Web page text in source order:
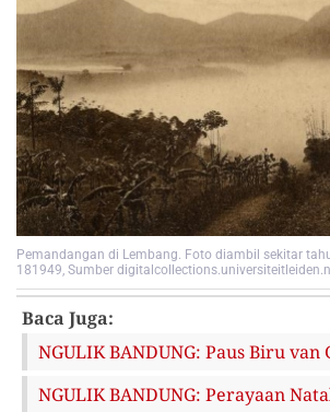
Pemandangan di Lembang. Foto diambil sekitar
181949, Sumber
Baca Juga:
NGULIK BANDUNG: Paus Biru van
NGULIK BANDUNG: Perayaan